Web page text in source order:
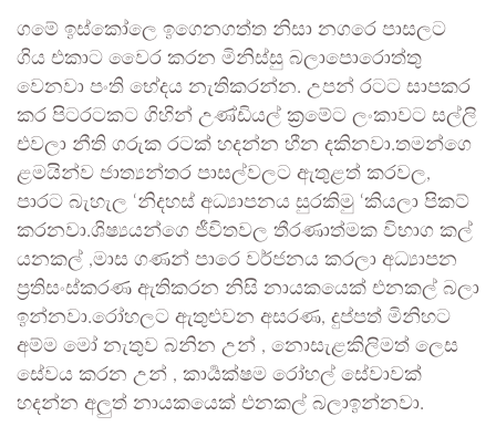
ගමේ ඉස්කෝලෙ ඉගෙනගත්ත නිසා නගරෙ පාසලට
ගිය එකාට වෛර කරන මිනිස්සු බලාපොරොත්තු
වෙනවා පංති භේදය නැතිකරන්න. උපන් රටට සාපකර
කර පිටරටකට ගිහින් උණ්ඩියල් ක්‍රමේට ලංකාවට සල්ලි
එවලා නීති ගරුක රටක් හදන්න හීන දකිනවා.තමන්ගෙ
ළමයින්ව ජාත්‍යන්තර පාසල්වලට ඇතුළත් කරවල,
පාරට බැහැල ‘නිදහස් අධ්‍යාපනය සුරකිමු ‘කියලා පිකට්
කරනවා.ශිෂ්‍යයන්ගෙ ජීවිතවල තීරණාත්මක විභාග කල්
යනකල් ,මාස ගණන් පාරෙ වර්ජනය කරලා අධ්‍යාපන
ප්‍රතිසංස්කරණ ඇතිකරන නිසි නායකයෙක් එනකල් බලා
ඉන්නවා.රෝහලට ඇතුළුවන අසරණ, දුප්පත් මිනිහට
අම්ම මෝ නැතුව බනින උන් , නොසැළකිලිමත් ලෙස
සේවය කරන උන් , කාර්‍යක්ෂම රෝහල් සේවාවක්
හදන්න අලුත් නායකයෙක් එනකල් බලාඉන්නවා.